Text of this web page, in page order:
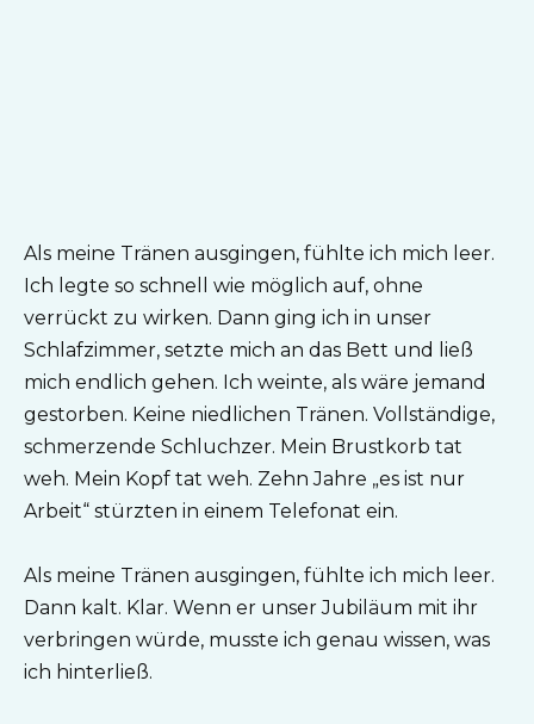
Als meine Tränen ausgingen, fühlte ich mich leer.
Ich legte so schnell wie möglich auf, ohne
verrückt zu wirken. Dann ging ich in unser
Schlafzimmer, setzte mich an das Bett und ließ
mich endlich gehen. Ich weinte, als wäre jemand
gestorben. Keine niedlichen Tränen. Vollständige,
schmerzende Schluchzer. Mein Brustkorb tat
weh. Mein Kopf tat weh. Zehn Jahre „es ist nur
Arbeit“ stürzten in einem Telefonat ein.
Als meine Tränen ausgingen, fühlte ich mich leer.
Dann kalt. Klar. Wenn er unser Jubiläum mit ihr
verbringen würde, musste ich genau wissen, was
ich hinterließ.